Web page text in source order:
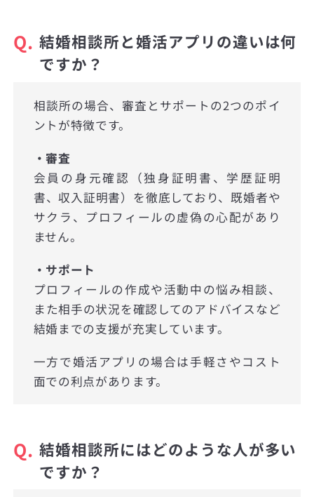
Q. 結婚相談所と婚活アプリの違いは何
ですか？
相談所の場合、審査とサポートの2つのポイ
ントが特徴です。
・審査
会員の身元確認（独身証明書、学歴証明
書、収入証明書）を徹底しており、既婚者や
サクラ、プロフィールの虚偽の心配があり
ません。
・サポート
プロフィールの作成や活動中の悩み相談、
また相手の状況を確認してのアドバイスなど
結婚までの支援が充実しています。
一方で婚活アプリの場合は手軽さやコスト
面での利点があります。
Q. 結婚相談所にはどのような人が多い
ですか？